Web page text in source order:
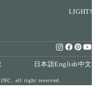
LIGHTS
日本語English中文
all right reserved.